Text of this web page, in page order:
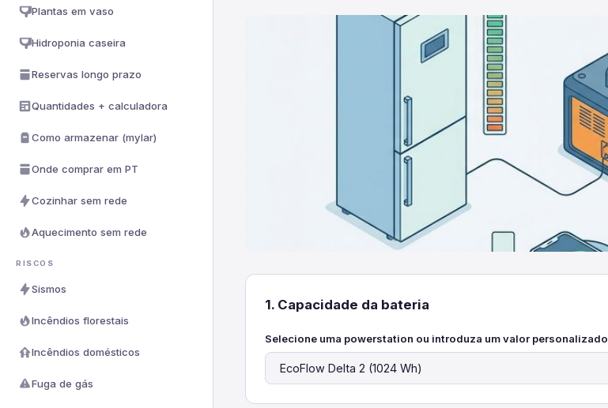
Plantas em vaso
Hidroponia caseira
Reservas longo prazo
Quantidades + calculadora
Como armazenar (mylar)
Onde comprar em PT
Cozinhar sem rede
Aquecimento sem rede
RISCOS
Sismos
Incêndios florestais
Incêndios domésticos
Fuga de gás
1. Capacidade da bateria
Selecione uma powerstation ou introduza um valor personalizado